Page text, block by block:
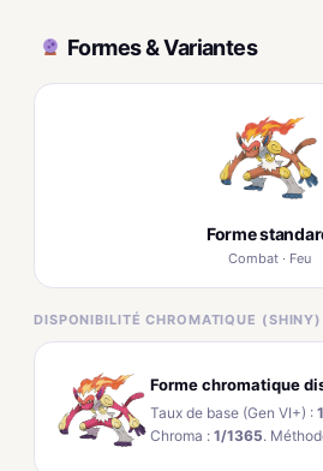
Formes & Variantes
Forme
Combat · Feu
DISPONIBILITÉ CHROMATIQUE (SHINY)
Forme chromatique
Taux de base (Gen VI+) :
Chroma : 1/1365.